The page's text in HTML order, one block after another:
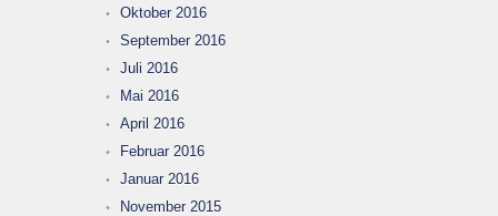
Oktober 2016
September 2016
Juli 2016
Mai 2016
April 2016
Februar 2016
Januar 2016
November 2015